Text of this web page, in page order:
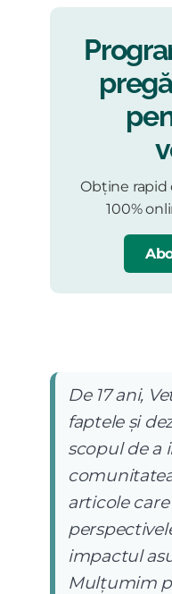
Obține rapid
100%
De 17 ani,
faptele și
scopul de a
articole
impactul
Mulțumim